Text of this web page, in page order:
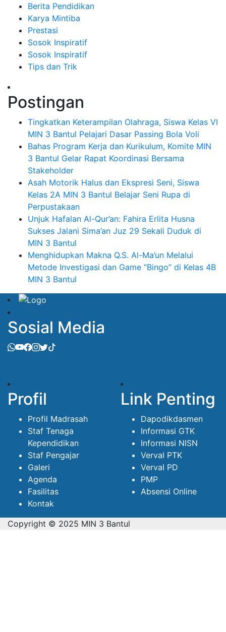
Berita Pendidikan
Karya Mintiba
Prestasi
Sosok Inspiratif
Sosok Inspiratif
Tips dan Trik
Postingan
Tingkatkan Keterampilan Olahraga, Siswa Kelas VI
MIN 3 Bantul Pelajari Dasar Passing Bola Voli
Bahas Program Kerja dan Kurikulum, Komite MIN
3 Bantul Gelar Rapat Koordinasi Bersama
Stakeholder
Asah Motorik Halus dan Ekspresi Seni, Siswa
Kelas 2A MIN 3 Bantul Belajar Seni Rupa di
Perpustakaan
Unjuk Hafalan Al-Qur’an: Fahira Erlita Husna
Sukses Jalani Sima’an Juz 29 Sekali Duduk di
MIN 3 Bantul
Menghidupkan Makna Q.S. Al-Ma’un Melalui
Metode Investigasi dan Game “Bingo” di Kelas 4B
MIN 3 Bantul
Sosial Media
Profil
Profil Madrasah
Staf Tenaga
Kependidikan
Staf Pengajar
Galeri
Agenda
Fasilitas
Kontak
Link Penting
Dapodikdasmen
Informasi GTK
Informasi NISN
Verval PTK
Verval PD
PMP
Absensi Online
Copyright © 2025 MIN 3 Bantul